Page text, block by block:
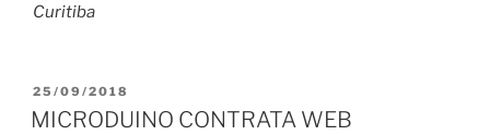
Curitiba
PUBLICADO
EM
25/09/2018
MICRODUINO CONTRATA WEB